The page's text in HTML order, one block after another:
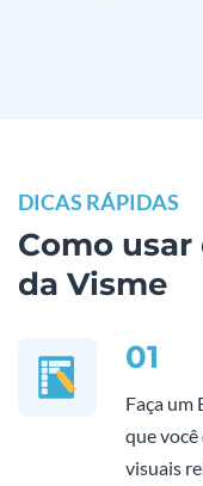
DICAS RÁPIDAS
Como
da Visme
01
Faça um
que
visuais